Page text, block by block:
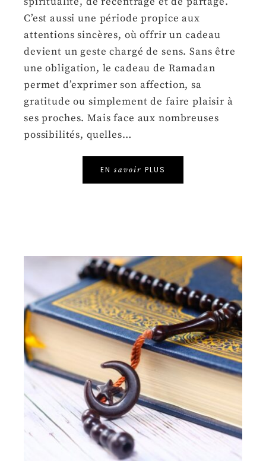
C’est aussi une période propice aux
attentions sincères, où offrir un cadeau
devient un geste chargé de sens. Sans être
une obligation, le cadeau de Ramadan
permet d’exprimer son affection, sa
gratitude ou simplement de faire plaisir à
ses proches. Mais face aux nombreuses
possibilités, quelles…
EN savoir PLUS